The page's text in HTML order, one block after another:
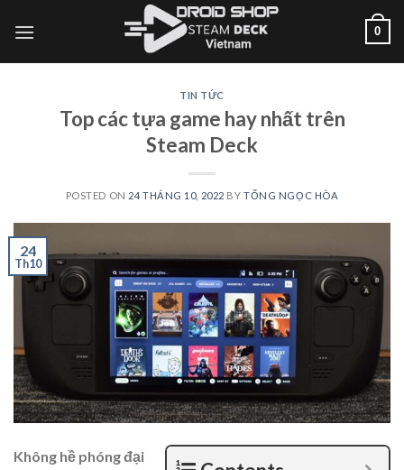
qua
0
TIN TỨC
Top các tựa game hay nhất trên
Steam Deck
POSTED ON 24 THÁNG 10, 2022 BYTỐNG NGỌC HÒA
24
Th10
Không hề phóng đại